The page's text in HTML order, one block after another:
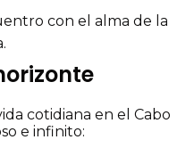
con el alma de la
cotidiana en el Cabo
e infinito: